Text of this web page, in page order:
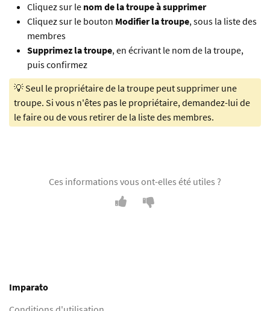
Cliquez sur le nom de la troupe à supprimer
Cliquez sur le bouton Modifier la troupe, sous la liste des
membres
Supprimez la troupe, en écrivant le nom de la troupe,
puis confirmez
💡 Seul le propriétaire de la troupe peut supprimer une
troupe. Si vous n'êtes pas le propriétaire, demandez-lui de
le faire ou de vous retirer de la liste des membres.
Ces informations vous ont-elles été utiles ?
Imparato